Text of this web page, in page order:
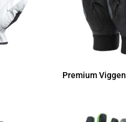
Premium Viggen